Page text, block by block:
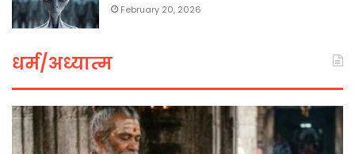
February 20, 2026
धर्म/अध्यात्म